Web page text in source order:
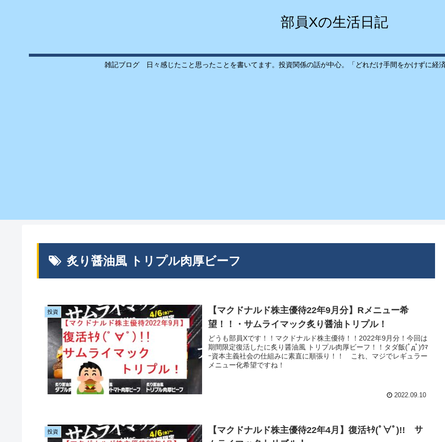
部員Xの生活日記
雑記ブログ 日々感じたこと思ったことを書いてます。投資関係の話が中心。「どれだけ手間をかけずに経
炙り醤油風 トリプル肉厚ビーフ
投資
【マクドナルド株主優待22年9月分】Rメニュー希
望！！・サムライマック炙り醤油トリプル！
どうも部員Xです！！マクドナルド株主優待！！2022年9月分！今回は
期間限定復活したに炙り醤油風 トリプル肉厚ビーフ！！タダ飯(ﾟдﾟ)ｳﾏ
ｰ資本主義社会の仕組みに素直に順張り！！ これ、マジでレギュラー
メニュー化希望ですね！
2022.09.10
投資
【マクドナルド株主優待22年4月】復活ｷﾀ(ﾟ∀ﾟ)!! サ